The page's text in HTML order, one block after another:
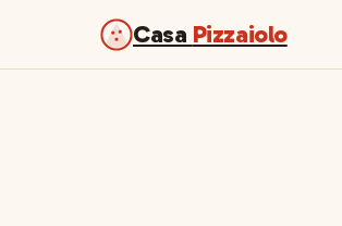
Casa Pizzaiolo